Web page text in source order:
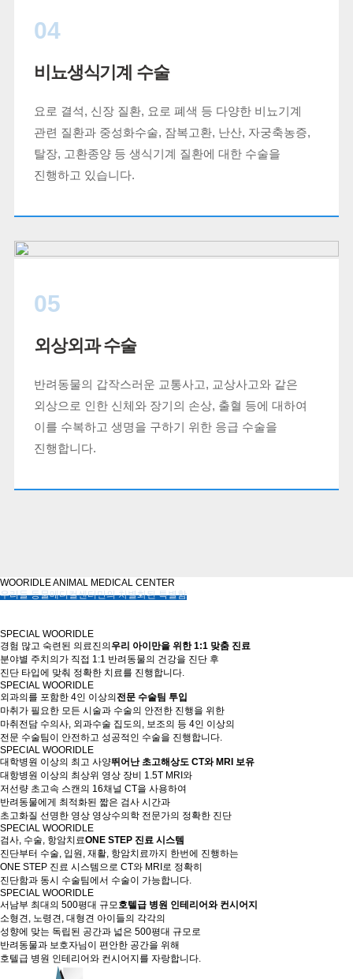
04
비뇨생식기계 수술
요로 결석, 신장 질환, 요로 폐색 등 다양한 비뇨기계
관련 질환과 중성화수술, 잠복고환, 난산, 자궁축농증,
탈장, 고환종양 등 생식기계 질환에 대한 수술을
진행하고 있습니다.
05
외상외과 수술
반려동물의 갑작스러운 교통사고, 교상사고와 같은
외상으로 인한 신체와 장기의 손상, 출혈 등에 대하여
이를 수복하고 생명을 구하기 위한 응급 수술을
진행합니다.
WOORIDLE ANIMAL MEDICAL CENTER
우리들 동물메디컬센터만의 차별화된 특별함
SPECIAL WOORIDLE
경험 많고 숙련된 의료진의 우리 아이만을 위한 1:1 맞춤 진료
분야별 주치의가 직접 1:1 반려동물의 건강을 진단 후
진단 타입에 맞춰 정확한 치료를 진행합니다.
SPECIAL WOORIDLE
외과의를 포함한 4인 이상의 전문 수술팀 투입
마취가 필요한 모든 시술과 수술의 안전한 진행을 위한
마취전담 수의사, 외과수술 집도의, 보조의 등 4인 이상의
전문 수술팀이 안전하고 성공적인 수술을 진행합니다.
SPECIAL WOORIDLE
대학병원 이상의 최고 사양뛰어난 초고해상도 CT와 MRI 보유
대항병원 이상의 최상위 영상 장비 1.5T MRI와
저선량 초고속 스캔의 16채널 CT을 사용하여
반려동물에게 최적화된 짧은 검사 시간과
초고화질 선명한 영상 영상수의학 전문가의 정확한 진단
SPECIAL WOORIDLE
검사, 수술, 항암치료ONE STEP 진료 시스템
진단부터 수술, 입원, 재활, 항암치료까지 한번에 진행하는
ONE STEP 진료 시스템으로 CT와 MRI로 정확히
진단함과 동시 수술팀에서 수술이 가능합니다.
SPECIAL WOORIDLE
서남부 최대의 500평대 규모호텔급 병원 인테리어와 컨시어지
소형견, 노령견, 대형견 아이들의 각각의
성향에 맞는 독립된 공간과 넓은 500평대 규모로
반려동물과 보호자님이 편안한 공간을 위해
호텔급 병원 인테리어와 컨시어지를 자랑합니다.